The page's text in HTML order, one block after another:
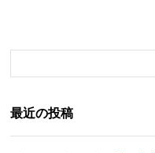
最近の投稿